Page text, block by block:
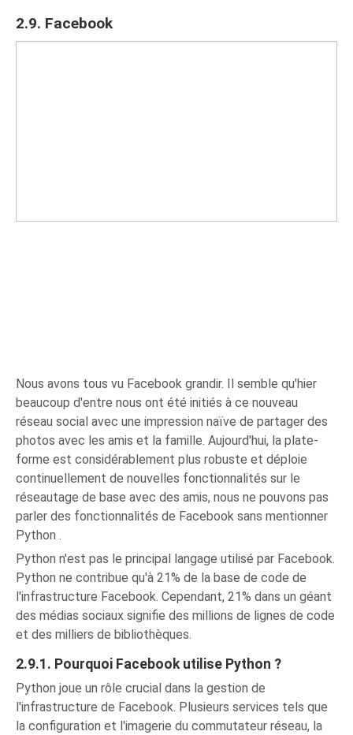
2.9. Facebook
Nous avons tous vu Facebook grandir. Il semble qu'hier
beaucoup d'entre nous ont été initiés à ce nouveau
réseau social avec une impression naïve de partager des
photos avec les amis et la famille. Aujourd'hui, la plate-
forme est considérablement plus robuste et déploie
continuellement de nouvelles fonctionnalités sur le
réseautage de base avec des amis, nous ne pouvons pas
parler des fonctionnalités de Facebook sans mentionner
Python .
Python n'est pas le principal langage utilisé par Facebook.
Python ne contribue qu'à 21% de la base de code de
l'infrastructure Facebook. Cependant, 21% dans un géant
des médias sociaux signifie des millions de lignes de code
et des milliers de bibliothèques.
2.9.1. Pourquoi Facebook utilise Python ?
Python joue un rôle crucial dans la gestion de
l'infrastructure de Facebook. Plusieurs services tels que
la configuration et l'imagerie du commutateur réseau, la